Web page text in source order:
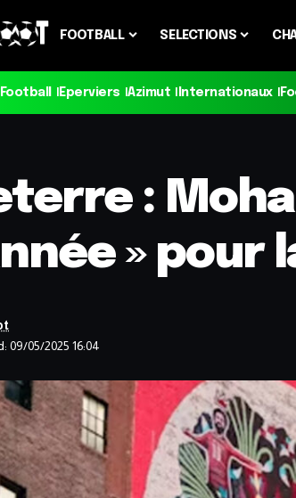
FOOTBALL SELECTIONS
Football Eperviers Azimut Internationaux
:
» pour
09/05/2025 16:04